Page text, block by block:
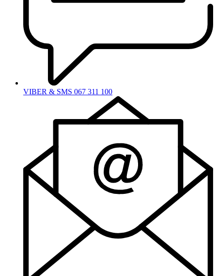
VIBER & SMS 067 311 100